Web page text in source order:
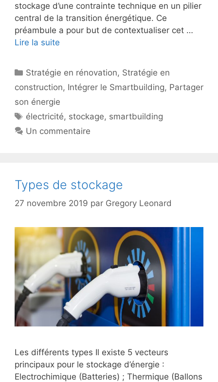
stockage d’une contrainte technique en un pilier
central de la transition énergétique. Ce
préambule a pour but de contextualiser cet …
Lire la suite
Catégories
Stratégie en rénovation, Stratégie en
construction, Intégrer le Smartbuilding, Partager
son énergie
Étiquettes
électricité, stockage, smartbuilding
Un commentaire
Types de stockage
27 novembre 2019 par Gregory Leonard
Les différents types Il existe 5 vecteurs
principaux pour le stockage d’énergie :
Electrochimique (Batteries) ; Thermique (Ballons